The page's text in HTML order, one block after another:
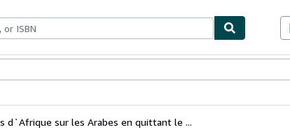
d`Afrique sur les Arabes en quittant le ...